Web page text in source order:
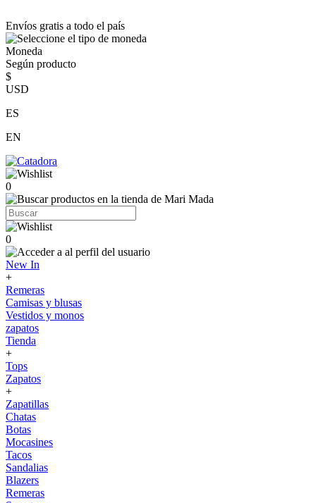
Envíos gratis a todo el país
Moneda
Según producto
$
USD
ES
EN
0
0
New In
+
Remeras
Camisas y blusas
Vestidos y monos
zapatos
Tienda
+
Tops
Zapatos
+
Zapatillas
Chatas
Botas
Mocasines
Tacos
Sandalias
Blazers
Remeras